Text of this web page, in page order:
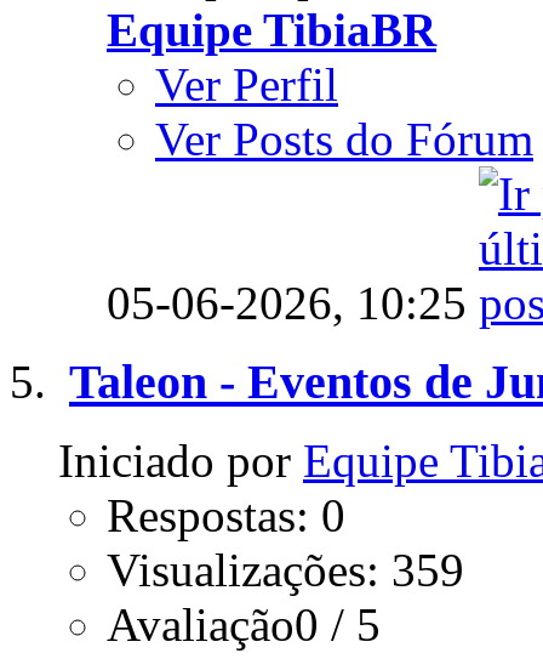
Equipe TibiaBR
Ver Perfil
Ver Posts do Fórum
05-06-2026, 10:25
Taleon - Eventos de
Iniciado por Equipe
Respostas: 0
Visualizações: 359
Avaliação0 / 5